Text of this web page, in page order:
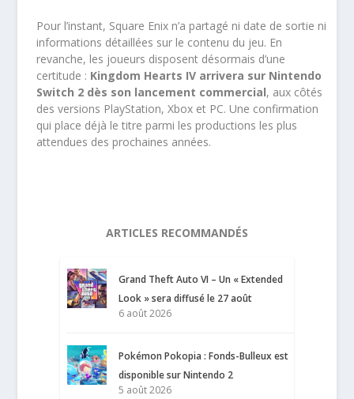
Pour l’instant, Square Enix n’a partagé ni date de sortie ni
informations détaillées sur le contenu du jeu. En
revanche, les joueurs disposent désormais d’une
certitude : Kingdom Hearts IV arrivera sur Nintendo
Switch 2 dès son lancement commercial, aux côtés
des versions PlayStation, Xbox et PC. Une confirmation
qui place déjà le titre parmi les productions les plus
attendues des prochaines années.
ARTICLES RECOMMANDÉS
Grand Theft Auto VI – Un « Extended
Look » sera diffusé le 27 août
6 août 2026
Pokémon Pokopia : Fonds-Bulleux est
disponible sur Nintendo 2
5 août 2026